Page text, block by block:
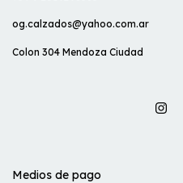
og.calzados@yahoo.com.ar
Colon 304 Mendoza Ciudad
Medios de pago